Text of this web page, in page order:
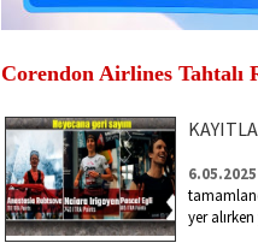
Corendon Airlines Tahtalı
yer